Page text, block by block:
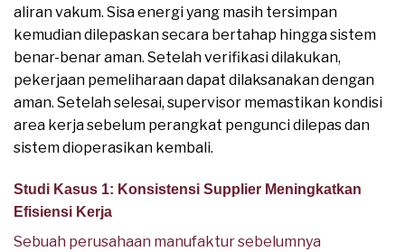
aliran vakum. Sisa energi yang masih tersimpan
kemudian dilepaskan secara bertahap hingga sistem
benar-benar aman. Setelah verifikasi dilakukan,
pekerjaan pemeliharaan dapat dilaksanakan dengan
aman. Setelah selesai, supervisor memastikan kondisi
area kerja sebelum perangkat pengunci dilepas dan
sistem dioperasikan kembali.
Studi Kasus 1: Konsistensi Supplier Meningkatkan
Efisiensi Kerja
Sebuah perusahaan manufaktur sebelumnya